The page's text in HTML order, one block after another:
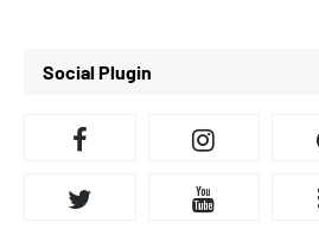
Social Plugin